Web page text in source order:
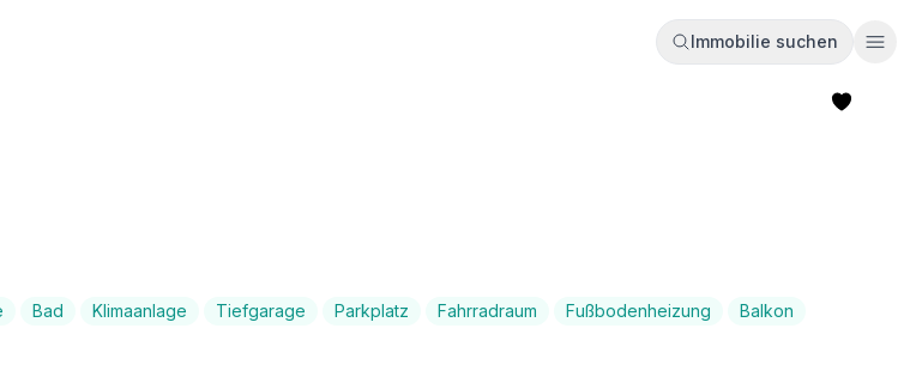
Immobilie suchen
Bad Klimaanlage Tiefgarage Parkplatz Fahrradraum Fußbodenheizung Balkon